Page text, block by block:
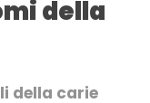
della
della carie